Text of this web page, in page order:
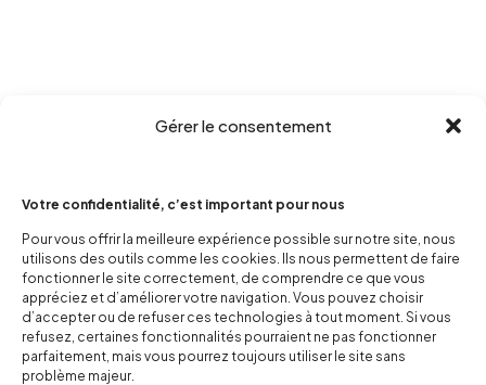
Gérer le consentement
Votre confidentialité, c’est important pour nous
Pour vous offrir la meilleure expérience possible sur notre site, nous
utilisons des outils comme les cookies. Ils nous permettent de faire
fonctionner le site correctement, de comprendre ce que vous
appréciez et d’améliorer votre navigation. Vous pouvez choisir
d’accepter ou de refuser ces technologies à tout moment. Si vous
refusez, certaines fonctionnalités pourraient ne pas fonctionner
parfaitement, mais vous pourrez toujours utiliser le site sans
problème majeur.
contact@popnbaby.com
+33 01 64 62 14 89
Follow us